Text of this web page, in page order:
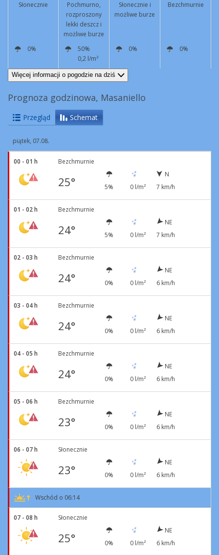
Słonecznie
Pochmurno,
rozproszony
lekki deszcz i
możliwe burze
Słonecznie i
możliwe burze
Bezchmurnie
0%
50%
0,2 l/m²
0% 0%
NE
6 km/h W
12 km/h
Więcej informacji o pogodzie na dziś
Prognoza godzinowa, Masaniello
Przegląd Schemat
piątek, 07.08.
00 - 01 h Bezchmurnie
25° 5% 0 l/m²
N
7 km/h
01 - 02 h Bezchmurnie
24° 5% 0 l/m²
NE
7 km/h
02 - 03 h Bezchmurnie
24° 0% 0 l/m²
NE
6 km/h
03 - 04 h Bezchmurnie
24° 0% 0 l/m²
NE
6 km/h
04 - 05 h Bezchmurnie
24° 0% 0 l/m²
NE
6 km/h
05 - 06 h Bezchmurnie
23° 0% 0 l/m²
NE
6 km/h
06 - 07 h Słonecznie
23° 0% 0 l/m²
NE
6 km/h
Wschód o 06:14
07 - 08 h Słonecznie
25° 0% 0 l/m²
NE
6 km/h